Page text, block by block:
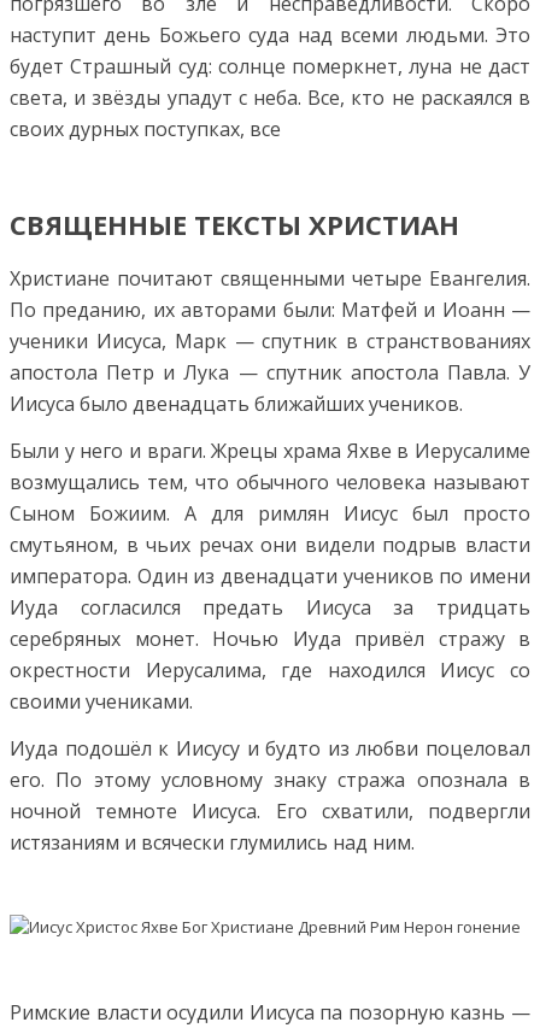
наступит день Божьего суда над всеми людьми. Это
будет Страшный суд: солнце померкнет, луна не даст
света, и звёзды упадут с неба. Все, кто не раскаялся в
своих дурных поступках, все
СВЯЩЕННЫЕ ТЕКСТЫ ХРИСТИАН
Христиане почитают священными четыре Евангелия.
По преданию, их авторами были: Матфей и Иоанн —
ученики Иисуса, Марк — спутник в странствованиях
апостола Петр и Лука — спутник апостола Павла. У
Иисуса было двенадцать ближайших учеников.
Были у него и враги. Жрецы храма Яхве в Иерусалиме
возмущались тем, что обычного человека называют
Сыном Божиим. А для римлян Иисус был просто
смутьяном, в чьих речах они видели подрыв власти
императора. Один из двенадцати учеников по имени
Иуда согласился предать Иисуса за тридцать
серебряных монет. Ночью Иуда привёл стражу в
окрестности Иерусалима, где находился Иисус со
своими учениками.
Иуда подошёл к Иисусу и будто из любви поцеловал
его. По этому условному знаку стража опознала в
ночной темноте Иисуса. Его схватили, подвергли
истязаниям и всячески глумились над ним.
Римские власти осудили Иисуса па позорную казнь —